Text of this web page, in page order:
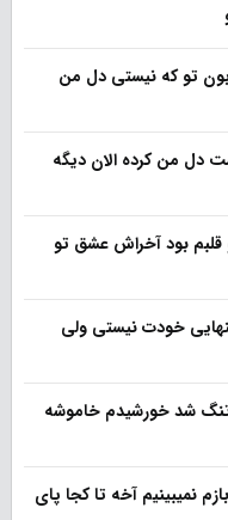
تو که نیستی دل من
دل من کرده الان دیگه
قلبم بود آخراش عشق تو
خودت نیستی ولی
شد خورشیدم خاموشه
نمیبینیم آخه تا کجا پای